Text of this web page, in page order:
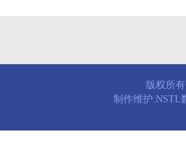
版权所
制作维护:NSTL